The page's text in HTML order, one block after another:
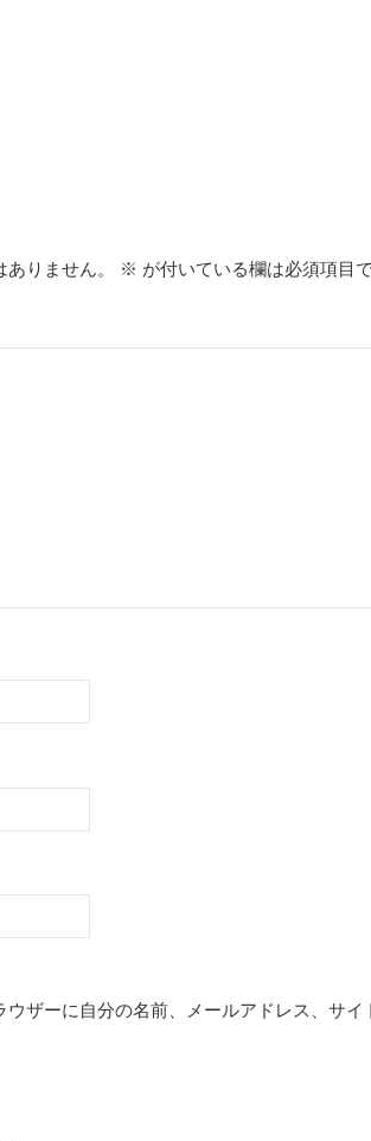
りません。 ※ が付いている欄は必須項目
ザーに自分の名前、メールアドレス、サイ